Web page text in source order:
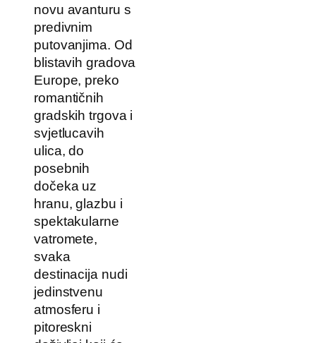
novu avanturu s
predivnim
putovanjima. Od
blistavih gradova
Europe, preko
romantičnih
gradskih trgova i
svjetlucavih
ulica, do
posebnih
dočeka uz
hranu, glazbu i
spektakularne
vatromete,
svaka
destinacija nudi
jedinstvenu
atmosferu i
pitoreskni